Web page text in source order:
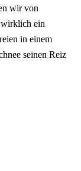
wir von
wirklich ein
in einem
seinen Reiz